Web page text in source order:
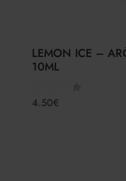
LEMON ICE –
10ML
Note
4.50€